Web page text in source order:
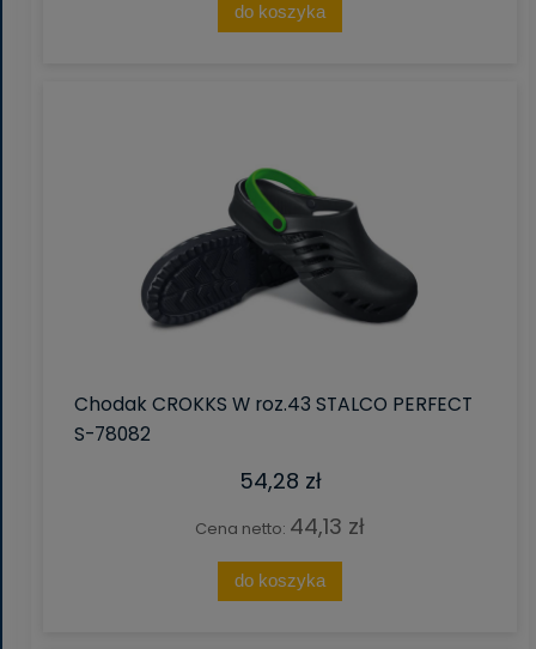
do koszyka
Chodak CROKKS W roz.43 STALCO PERFECT
S-78082
54,28 zł
Cena netto: 44,13 zł
do koszyka